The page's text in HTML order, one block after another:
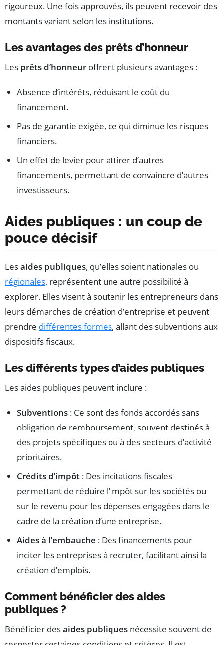
rigoureux. Une fois approuvés, ils peuvent recevoir des
montants variant selon les institutions.
Les avantages des prêts d’honneur
Les prêts d’honneur offrent plusieurs avantages :
Absence d’intérêts, réduisant le coût du
financement.
Pas de garantie exigée, ce qui diminue les risques
financiers.
Un effet de levier pour attirer d’autres
financements, permettant de convaincre d’autres
investisseurs.
Aides publiques : un coup de
pouce décisif
Lesaides publiques, qu’elles soient nationales ou
régionales, représentent une autre possibilité à
explorer. Elles visent à soutenir les entrepreneurs dans
leurs démarches de création d’entreprise et peuvent
prendre différentes formes, allant des subventions aux
dispositifs fiscaux.
Les différents types d’aides publiques
Les aides publiques peuvent inclure :
Subventions : Ce sont des fonds accordés sans
obligation de remboursement, souvent destinés à
des projets spécifiques ou à des secteurs d’activité
prioritaires.
Crédits d’impôt : Des incitations fiscales
permettant de réduire l’impôt sur les sociétés ou
sur le revenu pour les dépenses engagées dans le
cadre de la création d’une entreprise.
Aides à l’embauche : Des financements pour
inciter les entreprises à recruter, facilitant ainsi la
création d’emplois.
Comment bénéficier des aides
publiques ?
Bénéficier desaides publiques nécessite souvent de